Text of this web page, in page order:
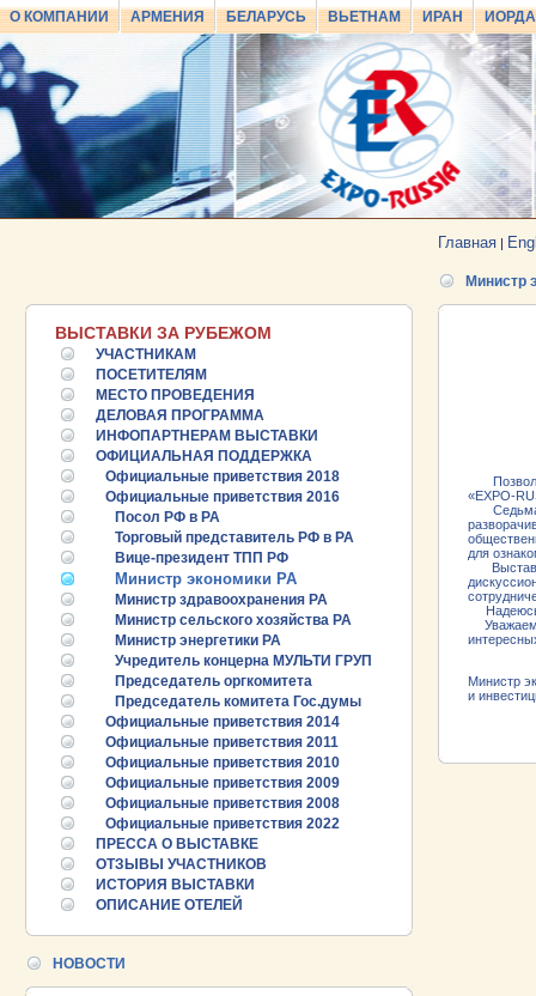
О КОМПАНИИ АРМЕНИЯ БЕЛАРУСЬ ВЬЕТНАМ ИРАН
Главная |
ВЫСТАВКИ ЗА РУБЕЖОМ
УЧАСТНИКАМ
ПОСЕТИТЕЛЯМ
МЕСТО ПРОВЕДЕНИЯ
ДЕЛОВАЯ ПРОГРАММА
ИНФОПАРТНЕРАМ ВЫСТАВКИ
ОФИЦИАЛЬНАЯ ПОДДЕРЖКА
Официальные приветствия 2018
Официальные приветствия 2016
Посол РФ в РА
Торговый представитель РФ в РА
Вице-президент ТПП РФ
Министр экономики РА
Министр здравоохранения РА
Министр сельского хозяйства РА
Министр энергетики РА
Учредитель концерна МУЛЬТИ ГРУП
Председатель оргкомитета
Председатель комитета Гос.думы
Официальные приветствия 2014
Официальные приветствия 2011
Официальные приветствия 2010
Официальные приветствия 2009
Официальные приветствия 2008
Официальные приветствия 2022
ПРЕССА О ВЫСТАВКЕ
ОТЗЫВЫ УЧАСТНИКОВ
ИСТОРИЯ ВЫСТАВКИ
ОПИСАНИЕ ОТЕЛЕЙ
НОВОСТИ
25.06.2026 ::Пост-релиз
25.06.2026 ::Деловая программа EXPO EURASIA
VIETNAM 2026
24.06.2026 ::Открытие VII Международной
промышленной выставки «EXPO EURASIA
Министр
«EXPO-
Седьмая
для
Надеюсь,
Министр
и